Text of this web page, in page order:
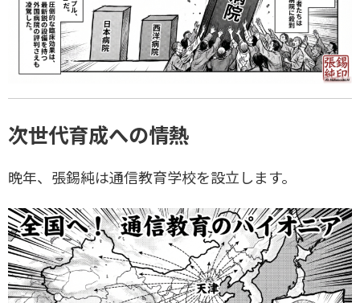
次世代育成への情熱
晩年、張錫純は通信教育学校を設立します。